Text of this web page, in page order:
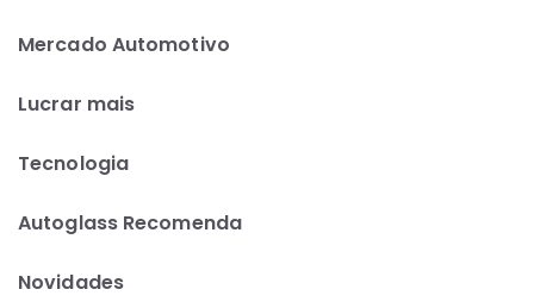
Mercado Automotivo
Lucrar mais
Tecnologia
Autoglass Recomenda
Novidades